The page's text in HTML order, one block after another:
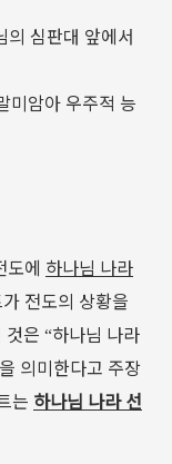
의 심판대 앞에서
미암아 우주적 능
도에 하나님 나라
전도의 상황을
것은 “하나님 나라
의미한다고 주장
는 하나님 나라 선